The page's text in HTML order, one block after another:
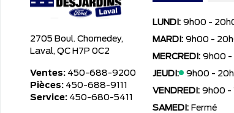
2705 Boul. Chomedey,
Laval, QC H7P 0C2
Ventes: 450-688-9200
Pièces: 450-688-9111
Service: 450-680-5411
LUNDI: 9h00 -
MARDI: 9h00 -
MERCREDI: 9h00 -
JEUDI:
9h00 -
VENDREDI: 9h00 -
SAMEDI: Fermé